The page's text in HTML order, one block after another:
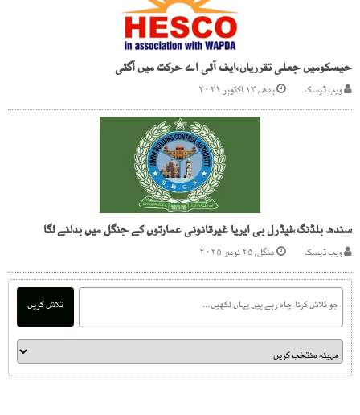
حیسکومیں جعلی تقرریاں،ایف آئی اے حرکت میں آگئی
ویب ڈیسک بدھ, ۱۳ اکتوبر ۲۰۲۱
سندھ بلڈنگ،فیڈرل بی ایریا غیرقانونی عمارتوں کے جنگل میں بدلنے لگا
ویب ڈیسک منگل, ۲۵ نومبر ۲۰۲۵
تلاش کریں